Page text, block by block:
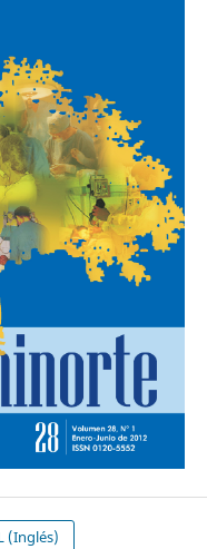
(Inglés)